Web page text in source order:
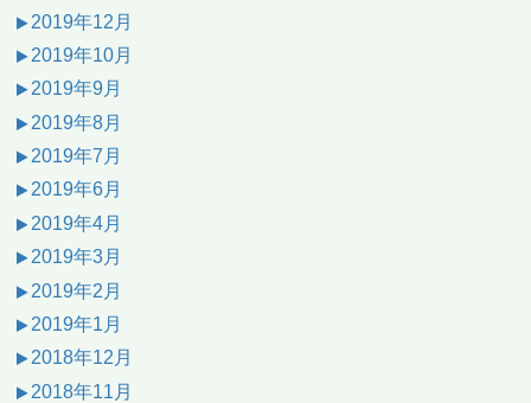
2019年12月
2019年10月
2019年9月
2019年8月
2019年7月
2019年6月
2019年4月
2019年3月
2019年2月
2019年1月
2018年12月
2018年11月